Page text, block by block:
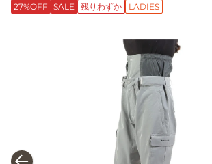
27%OFF SALE 残りわずか LADIES